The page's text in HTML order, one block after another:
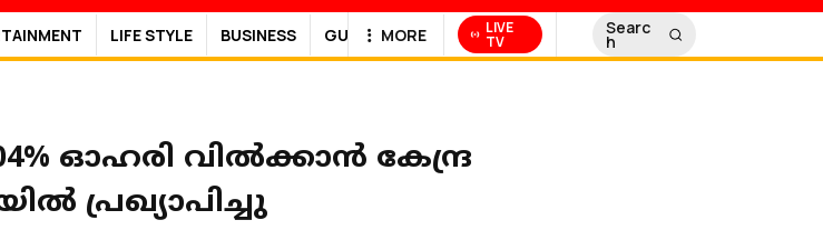
LIFE STYLE BUSINESS GULF NEWS
MORE LIVE
TV
Searc
h
ഓഹരി വിൽക്കാൻ കേന്ദ്ര
പ്രഖ്യാപിച്ചു